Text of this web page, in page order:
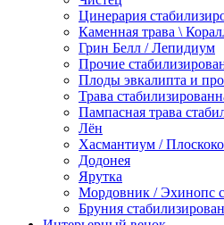
Цинерария
Каменная трава \
Грин Белл / Лепидиум
Прочие
Плоды эвкалипта и
Трава
Пампасная трава
Лён
Хасмантиум /
Додонея
Ярутка
Мордовник / Эхинопс
Бруния